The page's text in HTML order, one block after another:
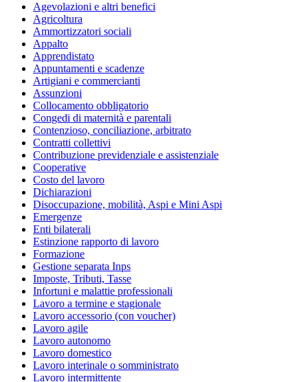
Agevolazioni e altri benefici
Agricoltura
Ammortizzatori sociali
Appalto
Apprendistato
Appuntamenti e scadenze
Artigiani e commercianti
Assunzioni
Collocamento obbligatorio
Congedi di maternità e parentali
Contenzioso, conciliazione, arbitrato
Contratti collettivi
Contribuzione previdenziale e assistenziale
Cooperative
Costo del lavoro
Dichiarazioni
Disoccupazione, mobilità, Aspi e Mini Aspi
Emergenze
Enti bilaterali
Estinzione rapporto di lavoro
Formazione
Gestione separata Inps
Imposte, Tributi, Tasse
Infortuni e malattie professionali
Lavoro a termine e stagionale
Lavoro accessorio (con voucher)
Lavoro agile
Lavoro autonomo
Lavoro domestico
Lavoro interinale o somministrato
Lavoro intermittente